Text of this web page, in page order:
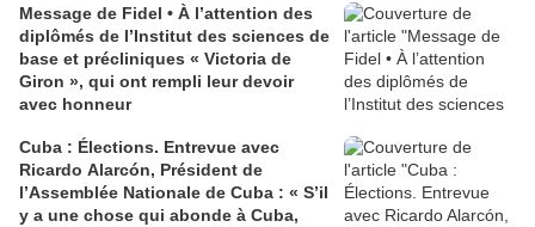
Message de Fidel • À l’attention des
diplômés de l’Institut des sciences de
base et précliniques « Victoria de
Giron », qui ont rempli leur devoir
avec honneur
Cuba : Élections. Entrevue avec
Ricardo Alarcón, Président de
l’Assemblée Nationale de Cuba : « S’il
y a une chose qui abonde à Cuba,